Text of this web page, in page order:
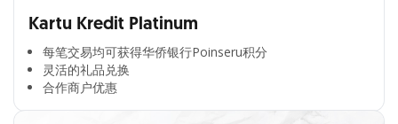
Kartu Kredit Platinum
每笔交易均可获得华侨银行Poinseru积分​
灵活的礼品兑换​
合作商户优惠​